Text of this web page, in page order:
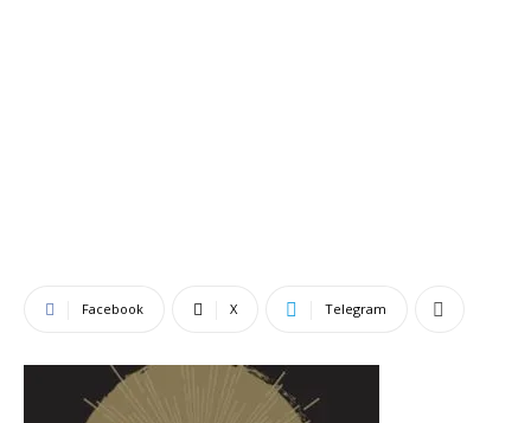
Facebook X Telegram